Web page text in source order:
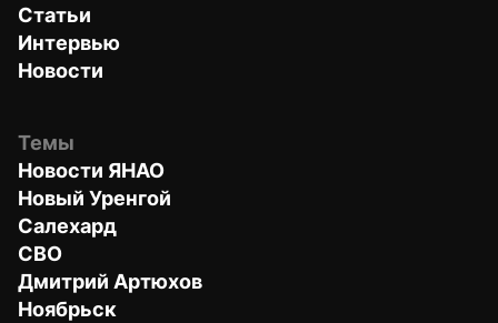
Статьи
Интервью
Новости
Темы
Новости ЯНАО
Новый Уренгой
Салехард
СВО
Дмитрий Артюхов
Ноябрьск